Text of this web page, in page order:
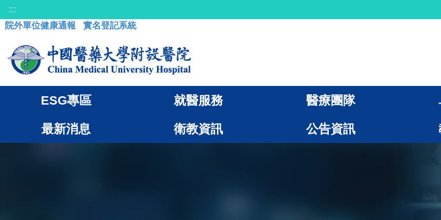
:::
院外單位健康通報
實名登記系統
ESG專區 就醫服務 醫療團隊
最新消息 衛教資訊 公告資訊